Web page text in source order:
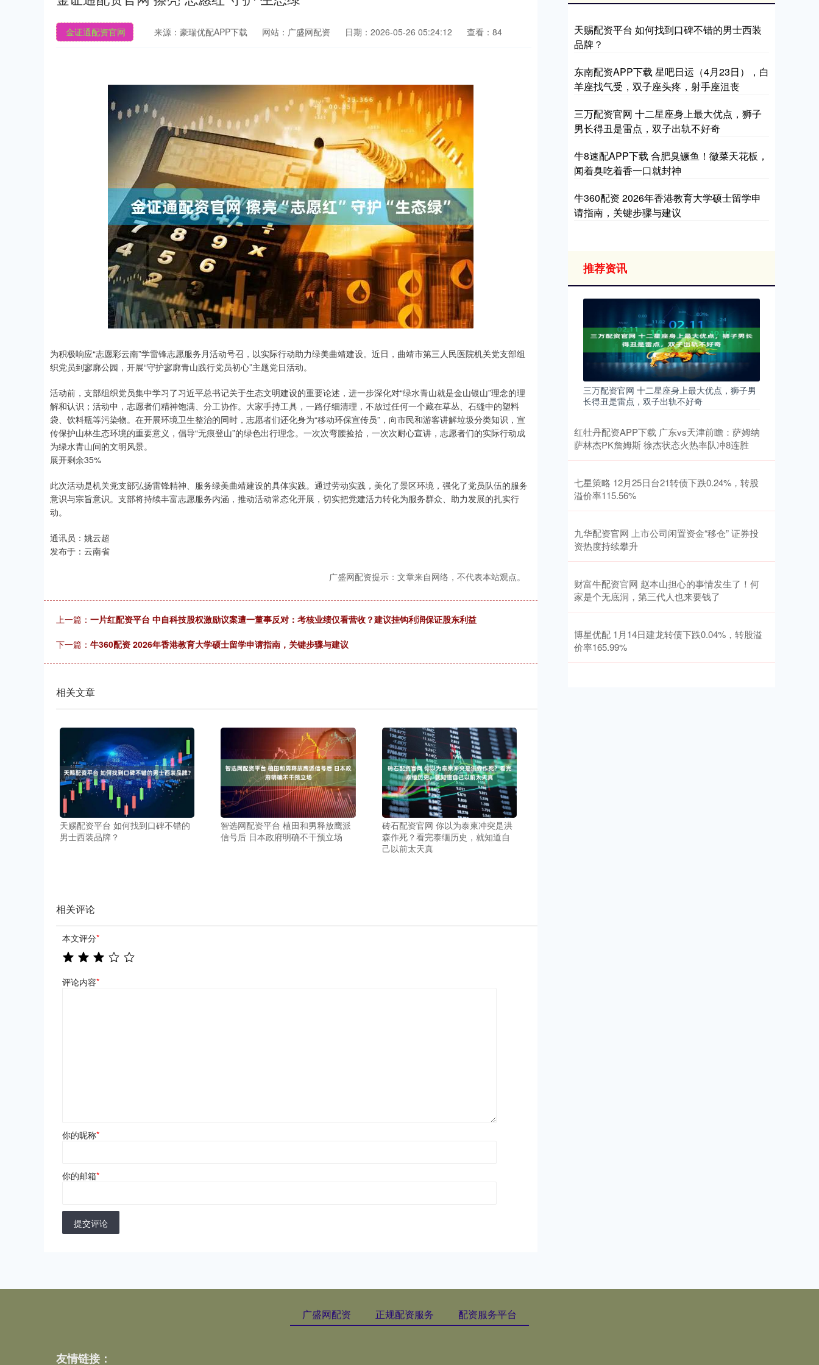
金证通配资官网 来源：豪瑞优配APP下载 网站：广盛网配资 日期：2026-05-26 05:24:12 查看：84
为积极响应“志愿彩云南”学雷锋志愿服务月活动号召，以实际行动助力绿美曲靖建设。近日，曲靖市第三人民医院机关党支部组
织党员到寥廓公园，开展“守护寥廓青山践行党员初心”主题党日活动。
活动前，支部组织党员集中学习了习近平总书记关于生态文明建设的重要论述，进一步深化对“绿水青山就是金山银山”理念的理
解和认识；活动中，志愿者们精神饱满、分工协作。大家手持工具，一路仔细清理，不放过任何一个藏在草丛、石缝中的塑料
袋、饮料瓶等污染物。在开展环境卫生整治的同时，志愿者们还化身为“移动环保宣传员”，向市民和游客讲解垃圾分类知识，宣
传保护山林生态环境的重要意义，倡导“无痕登山”的绿色出行理念。一次次弯腰捡拾，一次次耐心宣讲，志愿者们的实际行动成
为绿水青山间的文明风景。
展开剩余35%
此次活动是机关党支部弘扬雷锋精神、服务绿美曲靖建设的具体实践。通过劳动实践，美化了景区环境，强化了党员队伍的服务
意识与宗旨意识。支部将持续丰富志愿服务内涵，推动活动常态化开展，切实把党建活力转化为服务群众、助力发展的扎实行
动。
通讯员：姚云超
发布于：云南省
广盛网配资提示：文章来自网络，不代表本站观点。
上一篇： 一片红配资平台 中自科技股权激励议案遭一董事反对：考核业绩仅看营收？建议挂钩利润保证股东利益
下一篇： 牛360配资 2026年香港教育大学硕士留学申请指南，关键步骤与建议
相关文章
天赐配资平台 如何找到口碑不错的
男士西装品牌？
智选网配资平台 植田和男释放鹰派
信号后 日本政府明确不干预立场
砖石配资官网 你以为泰柬冲突是洪
森作死？看完泰缅历史，就知道自
己以前太天真
相关评论
本文评分*
评论内容*
你的昵称*
你的邮箱*
提交评论
天赐配资平台 如何找到口碑不错的男士西装
品牌？
东南配资APP下载 星吧日运（4月23日），白
羊座找气受，双子座头疼，射手座沮丧
三万配资官网 十二星座身上最大优点，狮子
男长得丑是雷点，双子出轨不好奇
牛8速配APP下载 合肥臭鳜鱼！徽菜天花板，
闻着臭吃着香一口就封神
牛360配资 2026年香港教育大学硕士留学申
请指南，关键步骤与建议
推荐资讯
三万配资官网 十二星座身上最大优点，狮子男
长得丑是雷点，双子出轨不好奇
红牡丹配资APP下载 广东vs天津前瞻：萨姆纳
萨林杰PK詹姆斯 徐杰状态火热率队冲8连胜
七星策略 12月25日台21转债下跌0.24%，转股
溢价率115.56%
九华配资官网 上市公司闲置资金“移仓” 证券投
资热度持续攀升
财富牛配资官网 赵本山担心的事情发生了！何
家是个无底洞，第三代人也来要钱了
博星优配 1月14日建龙转债下跌0.04%，转股溢
价率165.99%
广盛网配资 正规配资服务 配资服务平台
友情链接：